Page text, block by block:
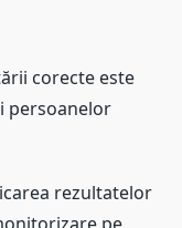
corecte este
persoanelor
rezultatelor